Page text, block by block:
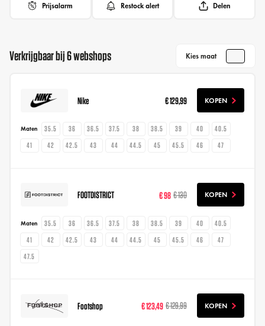
Prijsalarm Restock alert Delen
Verkrijgbaar bij 6 webshops Kies maat
Nike € 129,99 KOPEN
Maten 35.5 36 36.5 37.5 38 38.5 39 40
40.5
41
42 42.5 43 44 44.5 45 45.5 46 47
FOOTDISTRICT € 98 € 130 KOPEN
Maten 35.5 36 36.5 37.5 38 38.5 39 40
40.5
41
42 42.5 43 44 44.5 45 45.5 46
47
47.5
Footshop € 123,49 € 129,99 KOPEN